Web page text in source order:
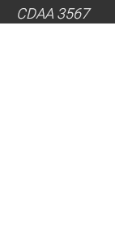
CDAA 3567